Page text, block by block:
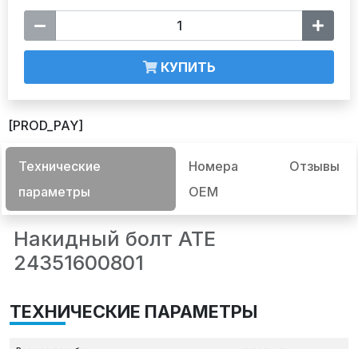
КУПИТЬ
[PROD_PAY]
Технические
параметры
Номера
OEM
Отзывы
Накидный болт ATE
24351600801
ТЕХНИЧЕСКИЕ ПАРАМЕТРЫ